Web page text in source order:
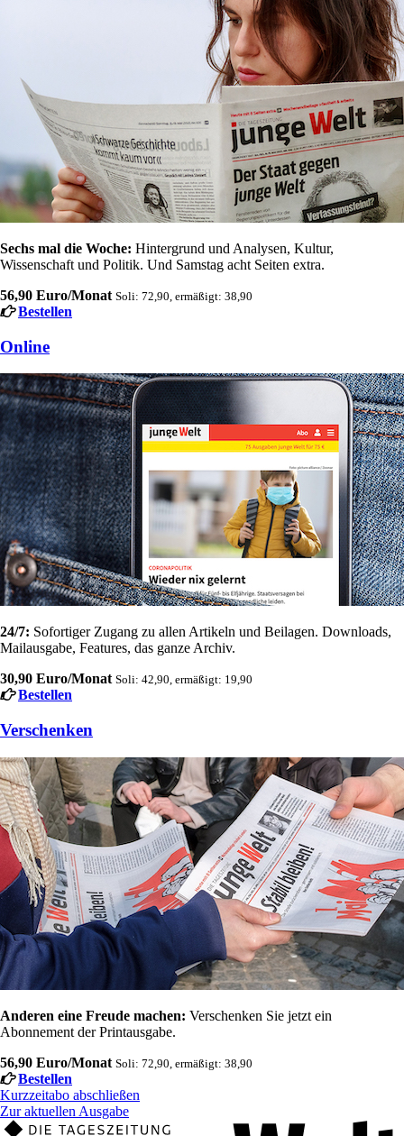
Sechs mal die Woche: Hintergrund und Analysen, Kultur,
Wissenschaft und Politik. Und Samstag acht Seiten extra.
56,90 Euro/Monat Soli: 72,90, ermäßigt: 38,90
Bestellen
Online
24/7: Sofortiger Zugang zu allen Artikeln und Beilagen. Downloads,
Mailausgabe, Features, das ganze Archiv.
30,90 Euro/Monat Soli: 42,90, ermäßigt: 19,90
Bestellen
Verschenken
Anderen eine Freude machen: Verschenken Sie jetzt ein
Abonnement der Printausgabe.
56,90 Euro/Monat Soli: 72,90, ermäßigt: 38,90
Bestellen
Kurzzeitabo abschließen
Zur aktuellen Ausgabe